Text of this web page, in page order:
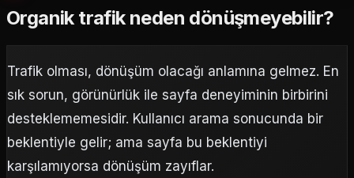
Organik trafik neden dönüşmeyebilir?
Trafik olması, dönüşüm olacağı anlamına gelmez. En
sık sorun, görünürlük ile sayfa deneyiminin birbirini
desteklememesidir. Kullanıcı arama sonucunda bir
beklentiyle gelir; ama sayfa bu beklentiyi
karşılamıyorsa dönüşüm zayıflar.